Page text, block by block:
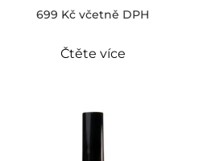
699 Kč včetně DPH
Čtěte více